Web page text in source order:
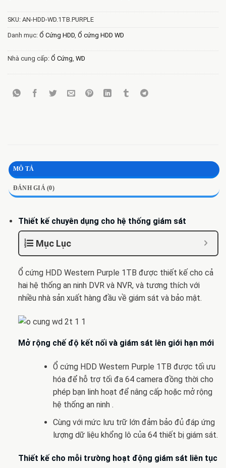
SKU: AN-HDD-WD.1TB.PURPLE
Danh mục: Ổ Cứng HDD Ổ cứng HDD WD
Nhà cung cấp: Ổ Cứng WD
MÔ TẢ
ĐÁNH GIÁ (0)
Thiết kế chuyên dụng cho hệ thống giám sát
Mục Lục
Ổ cứng HDD Western Purple 1TB được thiết kế cho cả
hai hệ thống an ninh DVR và NVR, và tương thích với
nhiều nhà sản xuất hàng đầu về giám sát và bảo mật.
Mở rộng chế độ kết nối và giám sát lên giới hạn mới
Ổ cứng HDD Western Purple 1TB được tối ưu
hóa để hỗ trợ tối đa 64 camera đồng thời cho
phép bạn linh hoạt để nâng cấp hoặc mở rộng
hệ thống an ninh .
Cùng với mức lưu trữ lớn đảm bảo đủ đáp ứng
lượng dữ liệu khổng lô của 64 thiết bị giám sát.
Thiết kế cho mỗi trường hoạt động giám sát liên tục